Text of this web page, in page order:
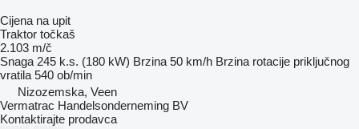
Cijena na upit
Traktor točkaš
2.103 m/č
Snaga 245 k.s. (180 kW) Brzina 50 km/h Brzina rotacije priključnog
vratila 540 ob/min
Nizozemska, Veen
Vermatrac Handelsonderneming BV
Kontaktirajte prodavca